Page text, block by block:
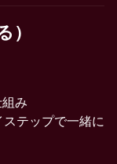
）
み
ステップで一緒に